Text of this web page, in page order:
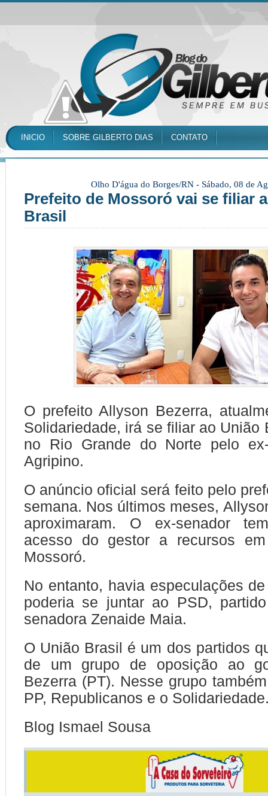
INICIO SOBRE GILBERTO DIAS CONTATO
Olho D'água do Borges/RN - Sábado, 08 de
Prefeito de Mossoró vai se filiar
Brasil
O prefeito Allyson Bezerra,
Solidariedade, irá se filiar ao União
no Rio Grande do Norte pelo
Agripino.
O anúncio oficial será feito pelo
semana. Nos últimos meses,
aproximaram. O ex-senador
acesso do gestor a recursos
Mossoró.
No entanto, havia especulações
poderia se juntar ao PSD,
senadora Zenaide Maia.
O União Brasil é um dos partidos
de um grupo de oposição ao
Bezerra (PT). Nesse grupo
PP, Republicanos e o
Blog Ismael Sousa